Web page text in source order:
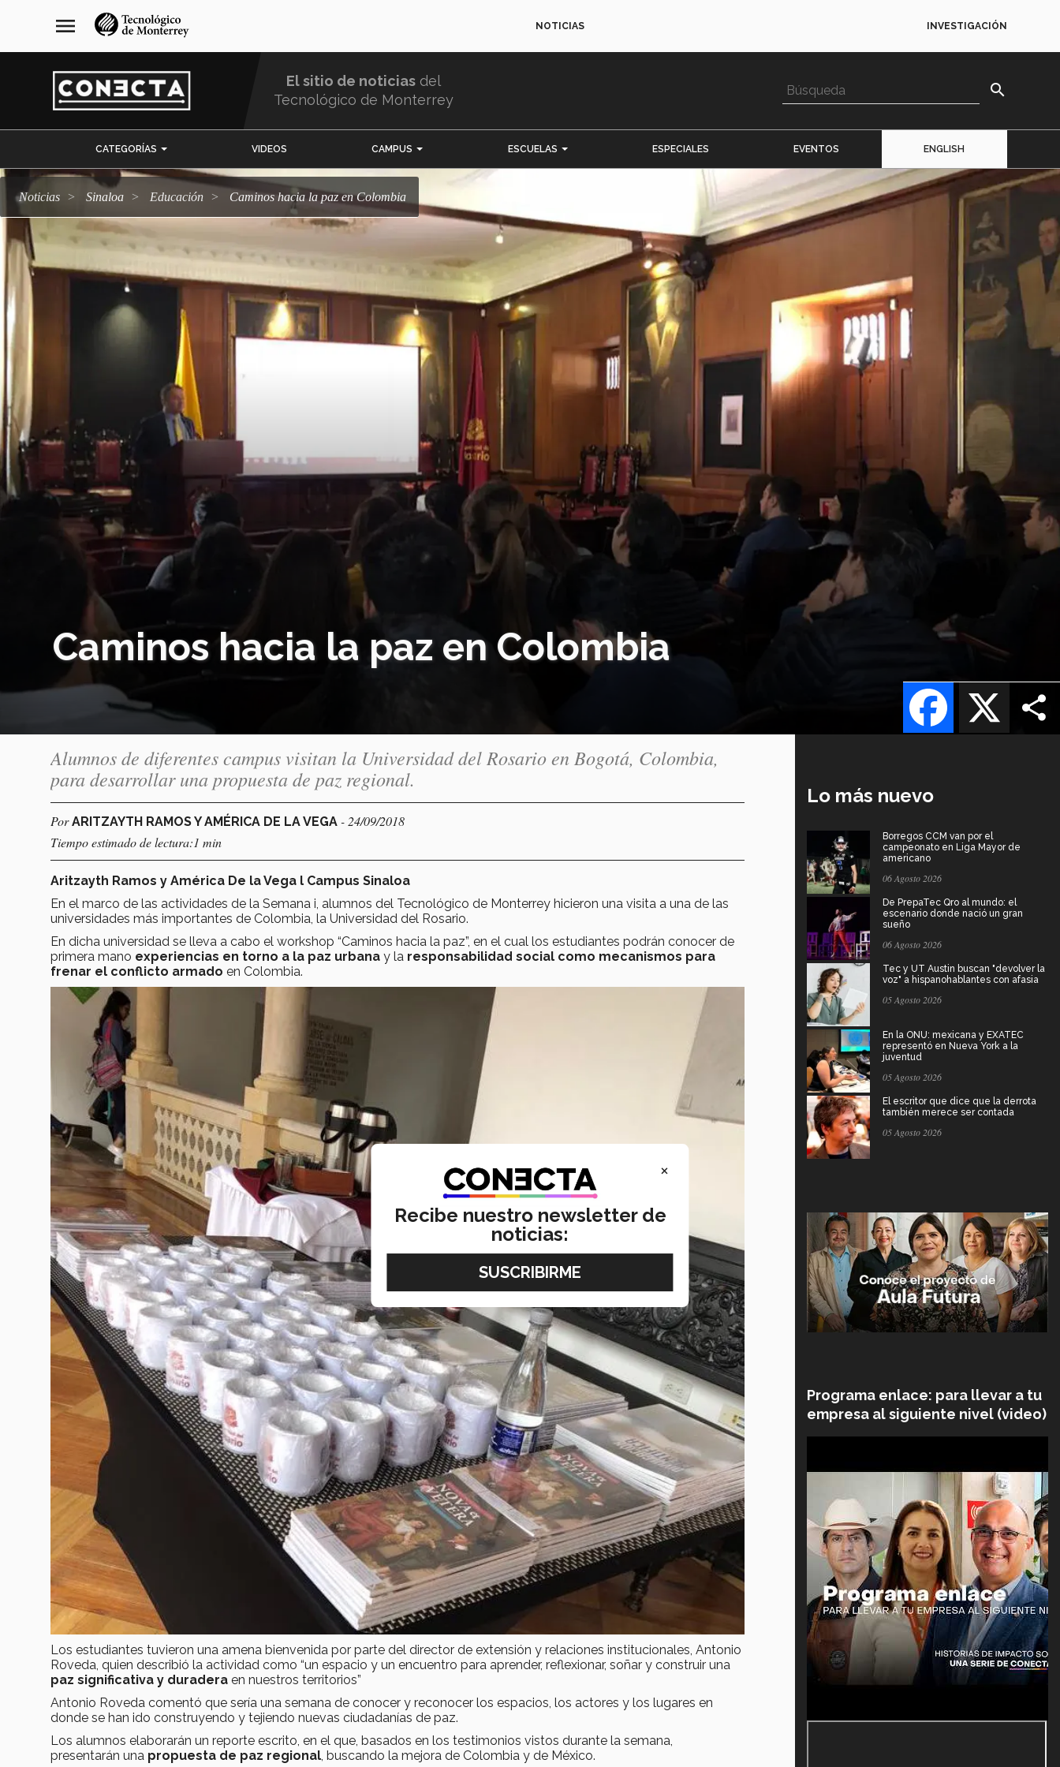
navegación
principal
menu NOTICIAS INVESTIGACIÓN
El sitio de noticias del
Tecnológico de Monterrey
search
CATEGORÍAS VIDEOS CAMPUS ESCUELAS ESPECIALES EVENTOS ENGLISH
Noticias Sinaloa Educación Caminos hacia la paz en Colombia
Caminos hacia la paz en Colombia
X
Facebook
Alumnos de diferentes campus visitan la Universidad del Rosario en Bogotá, Colombia,
para desarrollar una propuesta de paz regional.
PorARITZAYTH RAMOS Y AMÉRICA DE LA VEGA - 24/09/2018
Tiempo estimado de lectura:1 min
Aritzayth Ramos y América De la Vega l Campus Sinaloa
En el marco de las actividades de la Semana i, alumnos del Tecnológico de Monterrey hicieron una visita a una de las
universidades más importantes de Colombia, la Universidad del Rosario.
En dicha universidad se lleva a cabo el workshop “Caminos hacia la paz”, en el cual los estudiantes podrán conocer de
primera mano experiencias en torno a la paz urbana y la responsabilidad social como mecanismos para
frenar el conflicto armado en Colombia.
Los estudiantes tuvieron una amena bienvenida por parte del director de extensión y relaciones institucionales, Antonio
Roveda, quien describió la actividad como “un espacio y un encuentro para aprender, reflexionar, soñar y construir una
paz significativa y duradera en nuestros territorios”
Antonio Roveda comentó que sería una semana de conocer y reconocer los espacios, los actores y los lugares en
donde se han ido construyendo y tejiendo nuevas ciudadanías de paz.
Los alumnos elaborarán un reporte escrito, en el que, basados en los testimonios vistos durante la semana,
presentarán una propuesta de paz regional, buscando la mejora de Colombia y de México.
Lo más nuevo
Borregos CCM van por el
campeonato en Liga Mayor de
americano
06 Agosto 2026
De PrepaTec Qro al mundo: el
escenario donde nació un gran
sueño
06 Agosto 2026
Tec y UT Austin buscan "devolver la
voz" a hispanohablantes con afasia
05 Agosto 2026
En la ONU: mexicana y EXATEC
representó en Nueva York a la
juventud
05 Agosto 2026
El escritor que dice que la derrota
también merece ser contada
05 Agosto 2026
Programa enlace: para llevar a tu
empresa al siguiente nivel (video)
×
Recibe nuestro newsletter de
noticias: